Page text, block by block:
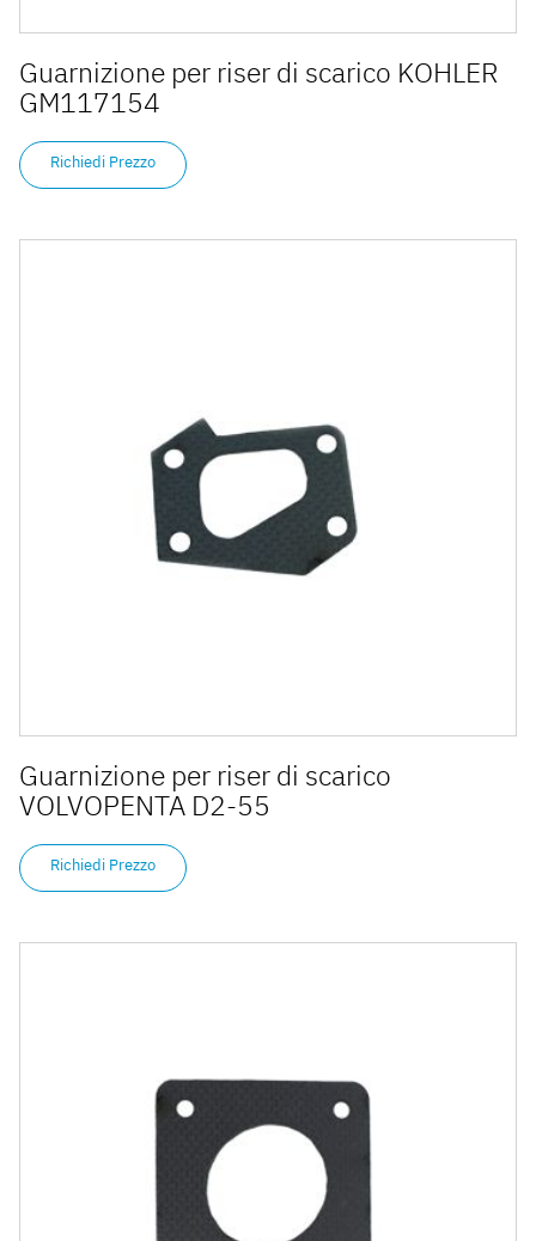
Guarnizione per riser di scarico KOHLER
GM117154
Richiedi Prezzo
Guarnizione per riser di scarico
VOLVOPENTA D2-55
Richiedi Prezzo